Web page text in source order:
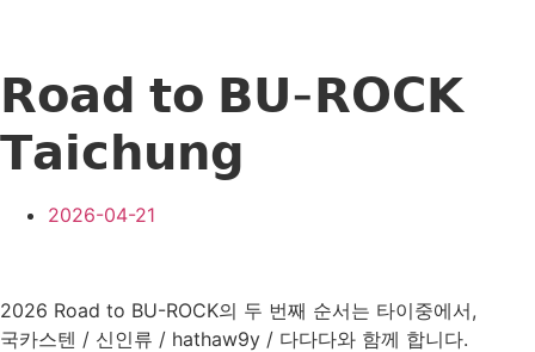
로
𝗥𝗼𝗮𝗱 𝘁𝗼 𝗕𝗨-𝗥𝗢𝗖𝗞
𝗧𝗮𝗶𝗰𝗵𝘂𝗻𝗴
2026-04-21
2026 Road to BU-ROCK의 두 번째 순서는 타이중에서,
국카스텐 / 신인류 / hathaw9y / 다다다와 함께 합니다.